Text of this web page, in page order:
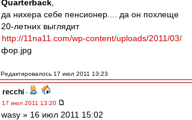
Quarterback
да нихера себе пенсионер.... да он похлеще
20-летних выглядит
http://11na11.com/wp-content/uploads/2011/03/
фор.jpg
Редактировалось 17 июл 2011 13:23
recchi -
17 июл 2011 13:20
wasy » 16 июл 2011 15:02